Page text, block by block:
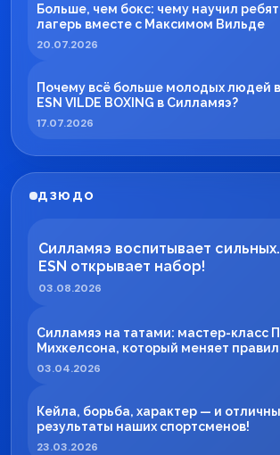
Больше, чем бокс: чему научил
лагерь вместе с Максимом Вильде
20.07.2026
Почему всё больше молодых людей
ESN VILDE BOXING в Силламяэ?
17.07.2026
ДЗЮДО
Силламяэ воспитывает
ESN открывает набор!
03.08.2026
Силламяэ на татами: мастер-класс
Михкелсона, который меняет
регионе
03.04.2026
Кейла, борьба, характер — и
результаты наших спортсменов!
23.03.2026